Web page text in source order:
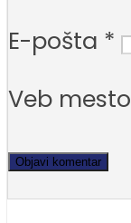
E-pošta *
Veb mesto